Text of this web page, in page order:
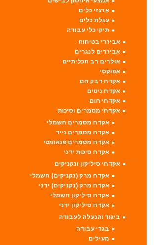
ארגזי כלים
עגלת כלים
תיקי כלי עבודה
אביזרי בטיחות
אביזרים לנגרים
אולרים רב תכליתיים
אפוקסי
אקדח דבק חם
אקדח ניטים
אקדחי חום
אקדחי מסמרים וסיכות
אקדח מסמרים חשמלי
אקדח מסמרים נייד
אקדח מסמרים פנאומטי
אקדח סיכות ידני
אקדחי סיליקון ונקניקים
אקדח מרק (נקניקים) חשמלי
אקדח מרק (נקניקים) ידני
אקדח סיליקון חשמלי
אקדח סיליקון ידני
ביגוד והנעלה לעבודה
בגדי עבודה
מעילים